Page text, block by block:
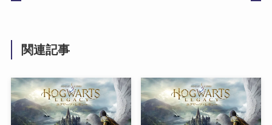
関連記事